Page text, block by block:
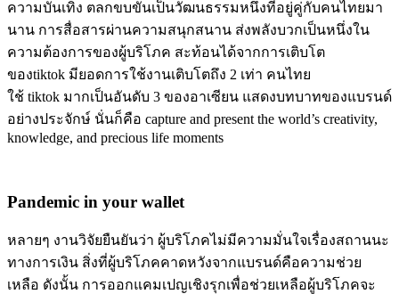
ความบันเทิง ตลกขบขันเป็นวัฒนธรรมหนึ่งที่อยู่คู่กับคนไทยมา
นาน การสื่อสารผ่านความสนุกสนาน ส่งพลังบวกเป็นหนึ่งใน
ความต้องการของผู้บริโภค สะท้อนได้จากการเติบโต
ของtiktok มียอดการใช้งานเติบโตถึง 2 เท่า คนไทย
ใช้ tiktok มากเป็นอันดับ 3 ของอาเซียน แสดงบทบาทของแบรนด์
อย่างประจักษ์ นั่นก็คือ capture and present the world’s creativity,
knowledge, and precious life moments
Pandemic in your wallet
หลายๆ งานวิจัยยืนยันว่า ผู้บริโภคไม่มีความมั่นใจเรื่องสถานนะ
ทางการเงิน สิ่งที่ผู้บริโภคคาดหวังจากแบรนด์คือความช่วย
เหลือ ดังนั้น การออกแคมเปญเชิงรุกเพื่อช่วยเหลือผู้บริโภคจะ